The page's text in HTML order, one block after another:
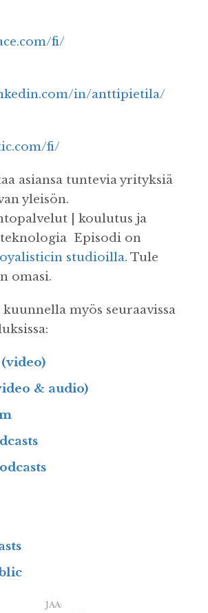
fi/⁠
in/anttipietila/⁠
fi/⁠
asiansa tuntevia yrityksiä
yleisön.
| koulutus ja
Episodi on
studioilla⁠. Tule
omasi.
myös seuraavissa
& audio)
JAA: